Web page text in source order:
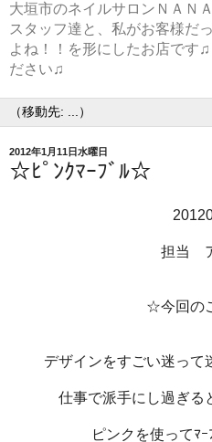
大垣市のネイルサロンＮＡＮ
スタッフ達と、私がお客様だ
よね！！を形にしたお店です
ださい♫
2012年1月11日水曜日
☆ﾋﾟﾝｸﾏｰﾌﾞﾙ☆
担当
☆今回の
デザインをすごい迷って
仕事で派手にし過ぎる
ピンクを使ってﾏ